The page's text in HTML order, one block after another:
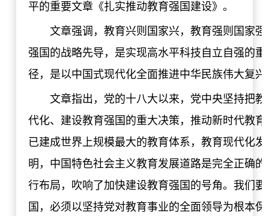
平的重要文章《扎实推动教育强国建设》。
文章强调，教育兴则国家兴，教育强则国家
强国的战略先导，是实现高水平科技自立自强的
径，是以中国式现代化全面推进中华民族伟大复
文章指出，党的十八大以来，党中央坚持把
代化、建设教育强国的重大决策，推动新时代教
已建成世界上规模最大的教育体系，教育现代化
明，中国特色社会主义教育发展道路是完全正确
行布局，吹响了加快建设教育强国的号角。我们
国，必须以坚持党对教育事业的全面领导为根本